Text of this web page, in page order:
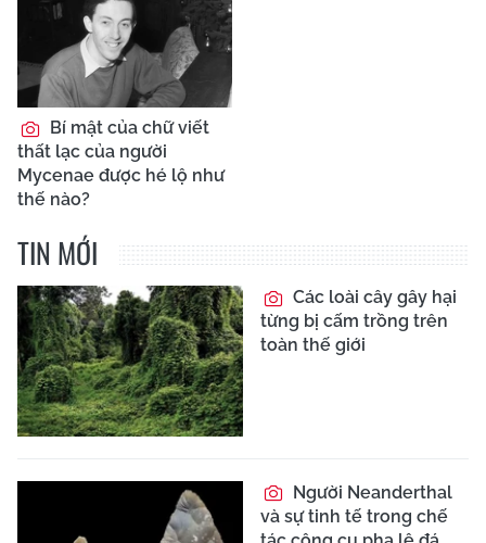
Bí mật của chữ viết
thất lạc của người
Mycenae được hé lộ như
thế nào?
TIN MỚI
Các loài cây gây hại
từng bị cấm trồng trên
toàn thế giới
Người Neanderthal
và sự tinh tế trong chế